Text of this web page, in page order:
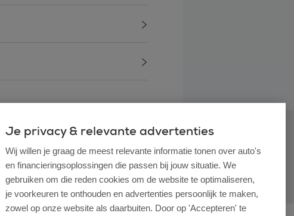
Je privacy & relevante advertenties
Wij willen je graag de meest relevante informatie tonen over auto's
en financieringsoplossingen die passen bij jouw situatie. We
gebruiken om die reden cookies om de website te optimaliseren,
je voorkeuren te onthouden en advertenties persoonlijk te maken,
zowel op onze website als daarbuiten. Door op 'Accepteren' te